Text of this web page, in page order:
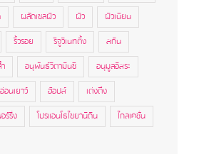
ผลัดเซลผิว ผิว
ผิวเนียน
ริ้วรอย รีจูวิเนทติ้ง
สกิน
อนุพันธ์วิตามินซี
อนุมูลอิสระ
อ่อนเยาว์ ฮ้อปส์
เต่งตึง
ร์ริ่ง โปรแอนโธไซยานิดิน ไกลเคชั่น